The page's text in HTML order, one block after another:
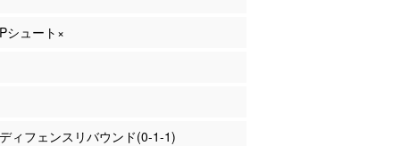
シュート×
ィフェンスリバウンド(0-1-1)